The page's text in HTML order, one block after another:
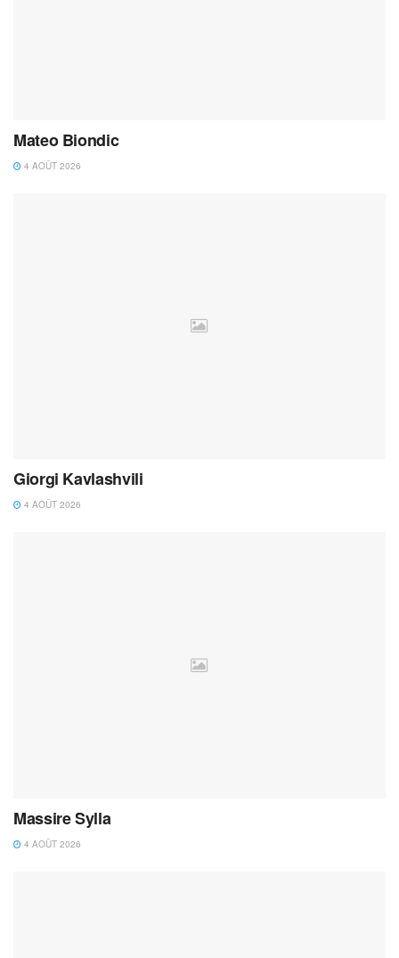
Mateo Biondic
4 AOÛT 2026
Giorgi Kavlashvili
4 AOÛT 2026
Massire Sylla
4 AOÛT 2026